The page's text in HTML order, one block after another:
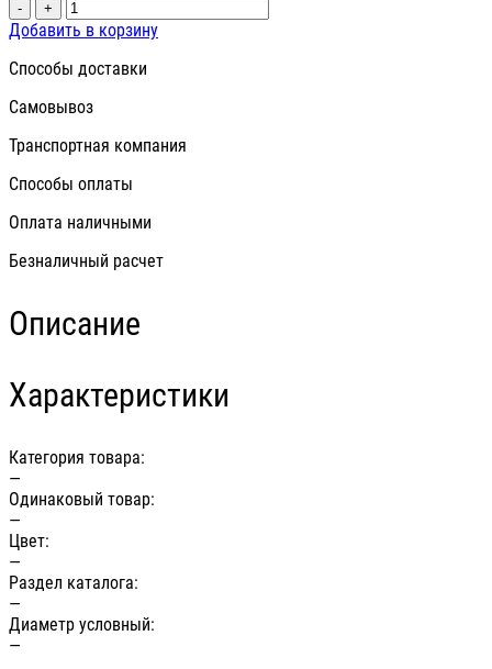
- +
Добавить в корзину
Способы доставки
Самовывоз
Транспортная компания
Способы оплаты
Оплата наличными
Безналичный расчет
Описание
Характеристики
Категория товара:
—
Одинаковый товар:
—
Цвет:
—
Раздел каталога:
—
Диаметр условный:
—